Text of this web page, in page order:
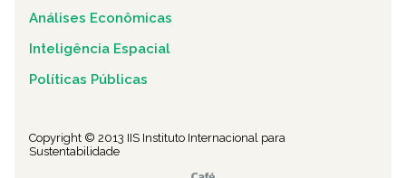
Análises Econômicas
Inteligência Espacial
Políticas Públicas
Copyright © 2013 IIS Instituto Internacional para
Sustentabilidade